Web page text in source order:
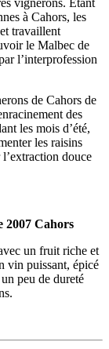
vignerons. Étant
à Cahors, les
travaillent
le Malbec de
l’interprofession
de Cahors de
des
les mois d’été,
les raisins
douce
2007 Cahors
un fruit riche et
vin puissant, épicé
peu de dureté